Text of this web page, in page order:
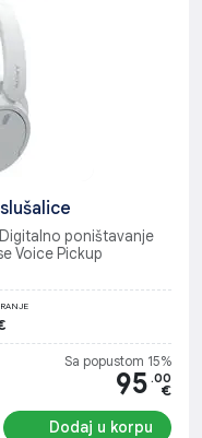
poništavanje
Voice Pickup
Sa popustom 15%
95 .00
€
Dodaj u korpu